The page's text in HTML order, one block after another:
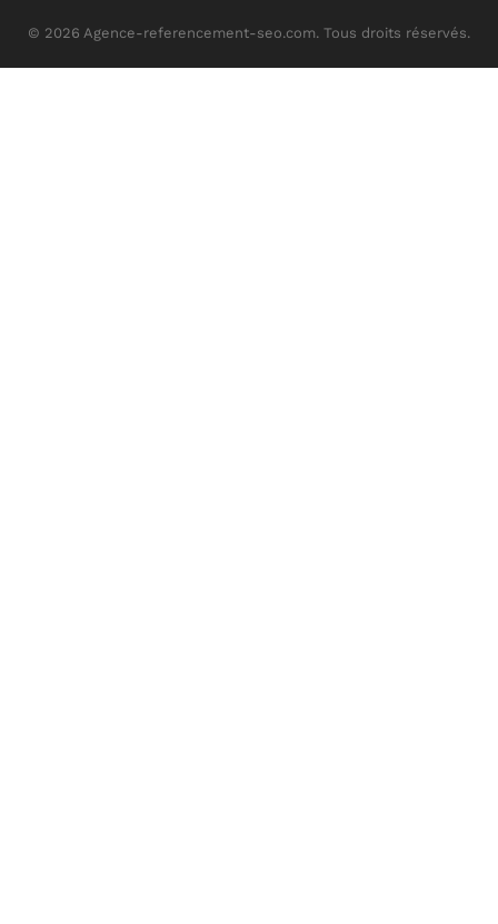
© 2026 Agence-referencement-seo.com. Tous droits réservés.